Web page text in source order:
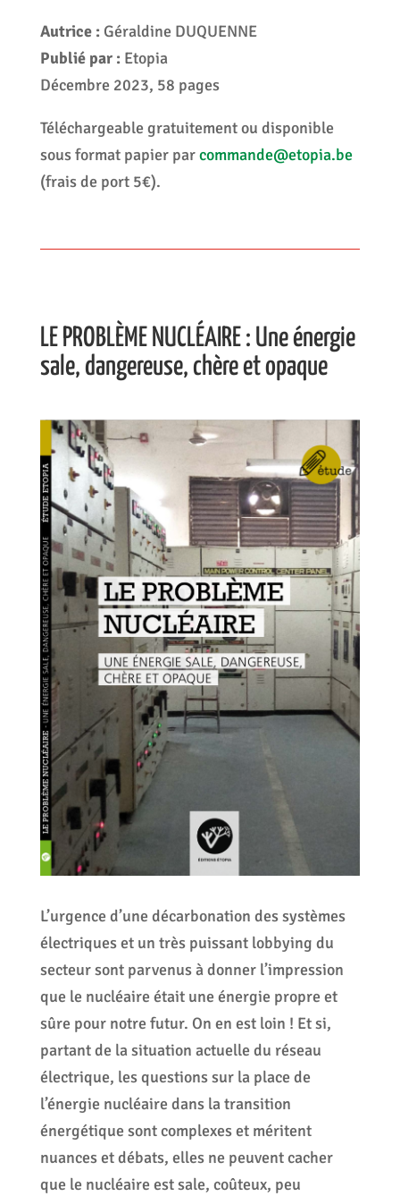
Autrice : Géraldine DUQUENNE
Publié par : Etopia
Décembre 2023, 58 pages
Téléchargeable gratuitement ou disponible
sous format papier parcommande@etopia.be
(frais de port 5€).
LE PROBLÈME NUCLÉAIRE : Une énergie
sale, dangereuse, chère et opaque
L’urgence d’une décarbonation des systèmes
électriques et un très puissant lobbying du
secteur sont parvenus à donner l’impression
que le nucléaire était une énergie propre et
sûre pour notre futur. On en est loin ! Et si,
partant de la situation actuelle du réseau
électrique, les questions sur la place de
l’énergie nucléaire dans la transition
énergétique sont complexes et méritent
nuances et débats, elles ne peuvent cacher
que le nucléaire est sale, coûteux, peu